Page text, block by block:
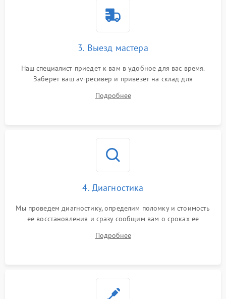
3. Выезд мастера
Наш специалист приедет к вам в удобное для вас время.
Заберет ваш av-ресивер и привезет на склад для
Подробнее
4. Диагностика
Мы проведем диагностику, определим поломку и стоимость
ее восстановления и сразу сообщим вам о сроках ее
Подробнее